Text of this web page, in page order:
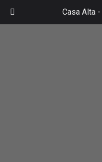
Casa Alta -